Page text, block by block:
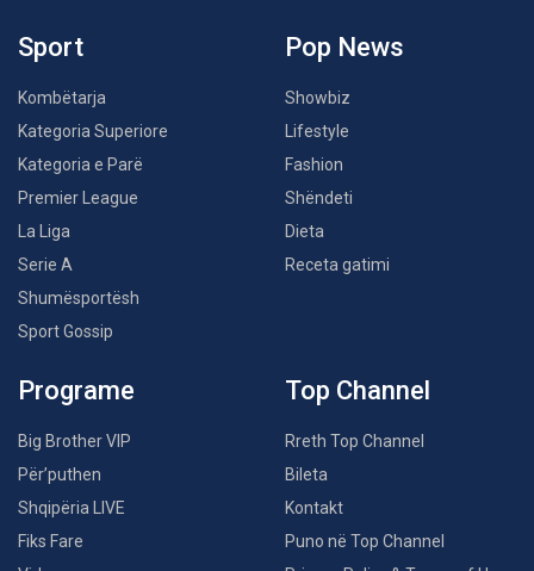
Sport
Kombëtarja
Kategoria Superiore
Kategoria e Parë
Premier League
La Liga
Serie A
Shumësportësh
Sport Gossip
Pop News
Showbiz
Lifestyle
Fashion
Shëndeti
Dieta
Receta gatimi
Programe
Big Brother VIP
Për’puthen
Shqipëria LIVE
Fiks Fare
Top Channel
Rreth Top Channel
Bileta
Kontakt
Puno në Top Channel